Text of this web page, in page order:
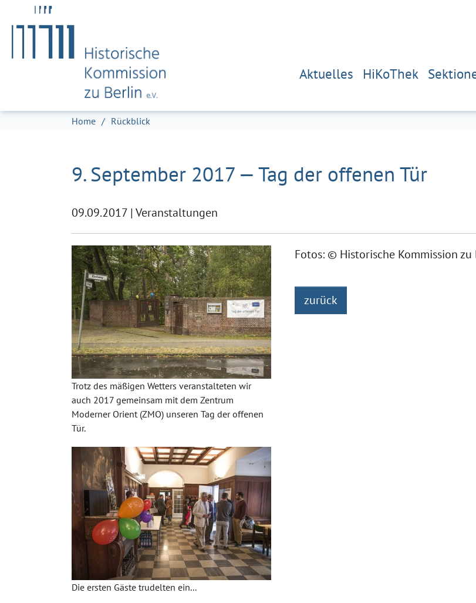
Zum Hauptinhalt springen
Skip to page footer
Aktuelles HiKoThek
Sie sind hier:
Home Rückblick
9. September 2017 — Tag der offenen Tür
09.09.2017 | Veranstaltungen
Trotz des mäßigen Wetters veranstalteten wir
auch 2017 gemeinsam mit dem Zentrum
Moderner Orient (ZMO) unseren Tag der offenen
Tür.
Die ersten Gäste trudelten ein...
Fotos: © Historische Kommission zu
zurück